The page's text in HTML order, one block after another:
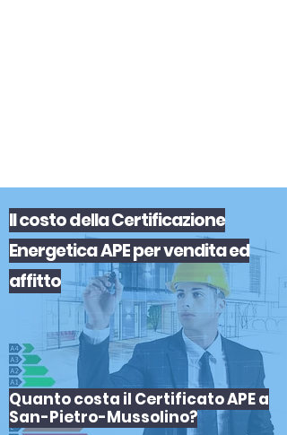
IlcostodellaCertificazione
Energetica APEpervenditaed
affitto
Quanto costa il Certificato APE a
San-Pietro-Mussolino?